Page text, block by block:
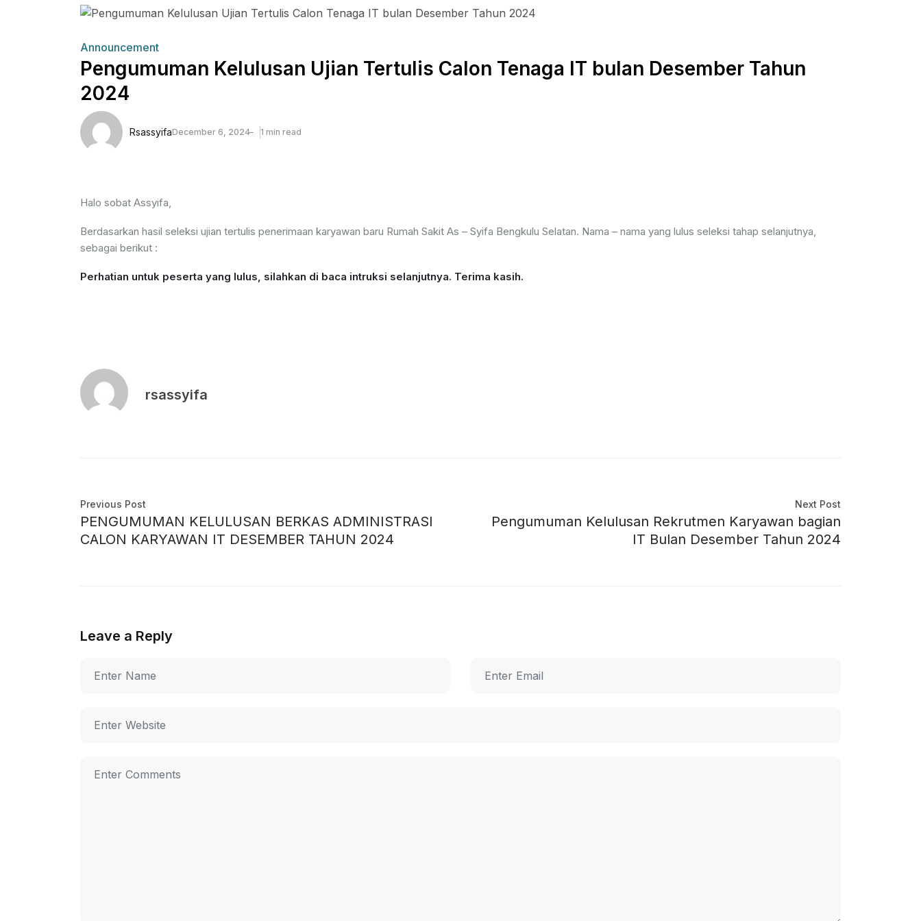
Announcement
Pengumuman Kelulusan Ujian Tertulis Calon Tenaga IT bulan Desember Tahun
2024
RsassyifaDecember 6, 2024 1 min read
Halo sobat Assyifa,
Berdasarkan hasil seleksi ujian tertulis penerimaan karyawan baru Rumah Sakit As – Syifa Bengkulu Selatan. Nama – nama yang lulus seleksi tahap selanjutnya,
sebagai berikut :
Perhatian untuk peserta yang lulus, silahkan di baca intruksi selanjutnya. Terima kasih.
rsassyifa
Previous Post
PENGUMUMAN KELULUSAN BERKAS ADMINISTRASI
CALON KARYAWAN IT DESEMBER TAHUN 2024
Next Post
Pengumuman Kelulusan Rekrutmen Karyawan bagian
IT Bulan Desember Tahun 2024
Leave a Reply